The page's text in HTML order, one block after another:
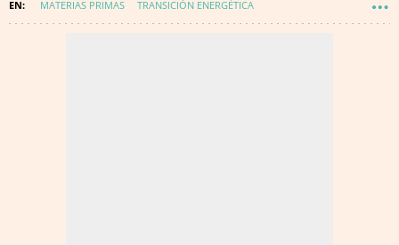
MATERIAS PRIMAS TRANSICIÓN ENERGÉTICA